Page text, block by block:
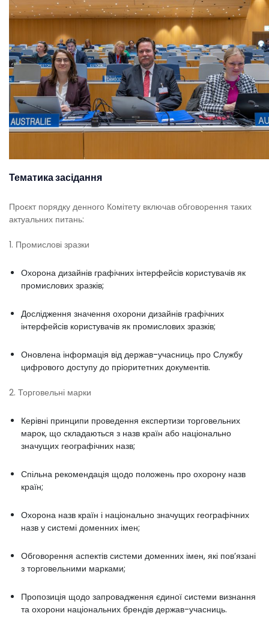
Тематика засідання
Проєкт порядку денного Комітету включав обговорення таких
актуальних питань:
1. Промислові зразки
Охорона дизайнів графічних інтерфейсів користувачів як
промислових зразків;
Дослідження значення охорони дизайнів графічних
інтерфейсів користувачів як промислових зразків;
Оновлена інформація від держав-учасниць про Службу
цифрового доступу до пріоритетних документів.
2. Торговельні марки
Керівні принципи проведення експертизи торговельних
марок, що складаються з назв країн або національно
значущих географічних назв;
Спільна рекомендація щодо положень про охорону назв
країн;
Охорона назв країн і національно значущих географічних
назв у системі доменних імен;
Обговорення аспектів системи доменних імен, які пов’язані
з торговельними марками;
Пропозиція щодо запровадження єдиної системи визнання
та охорони національних брендів держав-учасниць.